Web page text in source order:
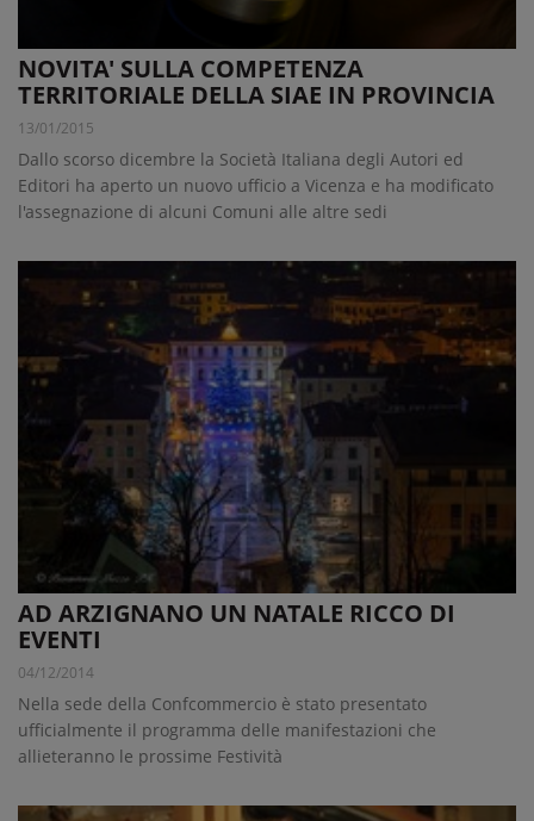
NOVITA' SULLA COMPETENZA
TERRITORIALE DELLA SIAE IN PROVINCIA
13/01/2015
Dallo scorso dicembre la Società Italiana degli Autori ed
Editori ha aperto un nuovo ufficio a Vicenza e ha modificato
l'assegnazione di alcuni Comuni alle altre sedi
AD ARZIGNANO UN NATALE RICCO DI
EVENTI
04/12/2014
Nella sede della Confcommercio è stato presentato
ufficialmente il programma delle manifestazioni che
allieteranno le prossime Festività